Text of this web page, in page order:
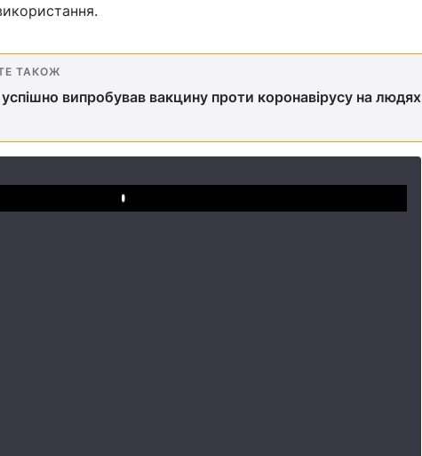
ТАКОЖ
випробував вакцину проти коронавірусу на людях
Play